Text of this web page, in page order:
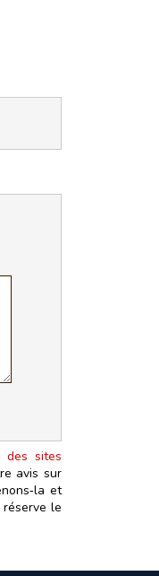
des sites
avis sur
et
réserve le